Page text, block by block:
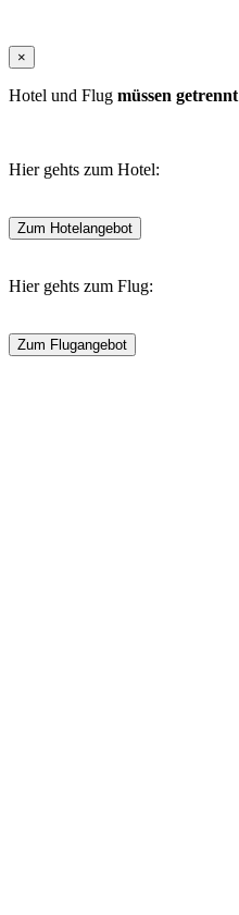
×
Hotel und Flug müssen getrennt
Hier gehts zum Hotel:
Zum Hotelangebot
Hier gehts zum Flug:
Zum Flugangebot